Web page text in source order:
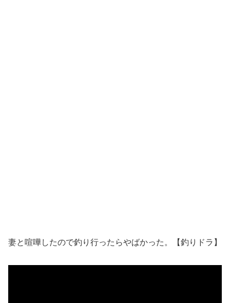
妻と喧嘩したので釣り行ったらやばかった。【釣りドラ】